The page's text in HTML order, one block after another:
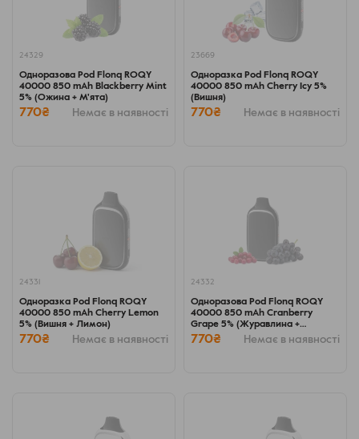
24329
Одноразова Pod Flonq ROQY
40000 850 mAh Blackberry Mint
5% (Ожина + М'ята)
770₴ Немає в наявності
23669
Одноразка Pod Flonq ROQY
40000 850 mAh Cherry Icy 5%
(Вишня)
770₴ Немає в наявності
24331
Одноразка Pod Flonq ROQY
40000 850 mAh Cherry Lemon
5% (Вишня + Лимон)
770₴ Немає в наявності
24332
Одноразова Pod Flonq ROQY
40000 850 mAh Cranberry
Grape 5% (Журавлина +
Виноград)
770₴ Немає в наявності